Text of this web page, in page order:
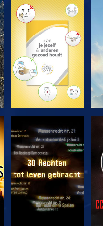
VERKEN DE SERIE
KIJK